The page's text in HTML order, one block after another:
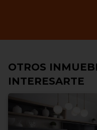
OTROS
INTERESARTE